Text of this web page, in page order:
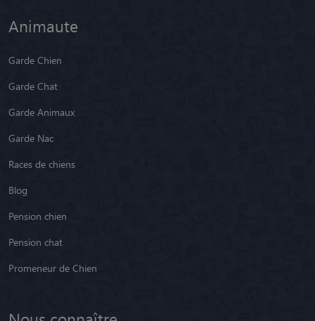
Animaute
Garde Chien
Garde Chat
Garde Animaux
Garde Nac
Races de chiens
Blog
Pension chien
Pension chat
Promeneur de Chien